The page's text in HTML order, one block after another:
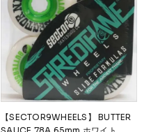
【SECTOR9WHEELS】 BUTTER